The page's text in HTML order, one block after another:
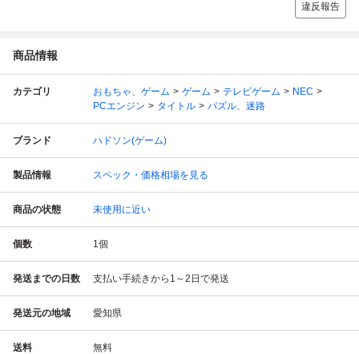
違反報告
商品情報
カテゴリ おもちゃ、ゲーム ゲーム テレビゲーム
NEC
PCエンジン
タイトル パズル、迷路
ブランド ハドソン(ゲーム)
製品情報 スペック・価格相場を見る
商品の状態 未使用に近い
個数 1個
発送までの日数 支払い手続きから1～2日で発送
発送元の地域 愛知県
送料
無料